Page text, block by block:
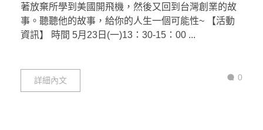
著放棄所學到美國開飛機，然後又回到台灣創業的故
事。聽聽他的故事，給你的人生一個可能性~ 【活動
資訊】 時間 5月23日(一)13：30-15：00 ...
詳細內文 0